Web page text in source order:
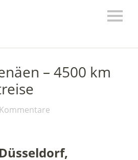
– 4500 km